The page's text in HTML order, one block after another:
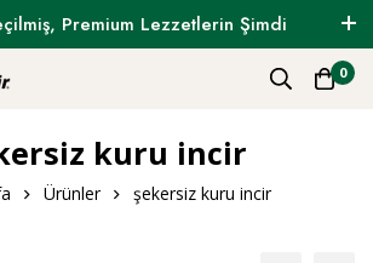
Premium Lezzetlerin Şimdi
0
kuru incir
Ürünler şekersiz kuru incir